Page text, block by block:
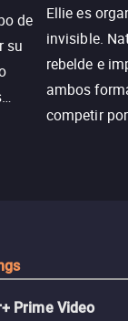
de
su
Ellie es
invisible.
rebelde e
ambos
competir
Prime Video